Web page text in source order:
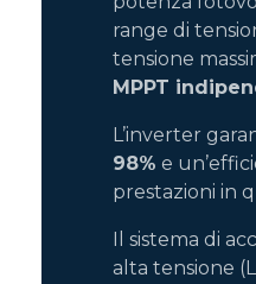
range di
tensione
MPPT
L’inverter
98% e
prestazioni in
Il sistema di
alta tensione